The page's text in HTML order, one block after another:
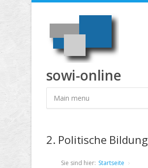
Direkt zum Inhalt
sowi-online
2. Politische Bildung
Sie sind hier: Startseite